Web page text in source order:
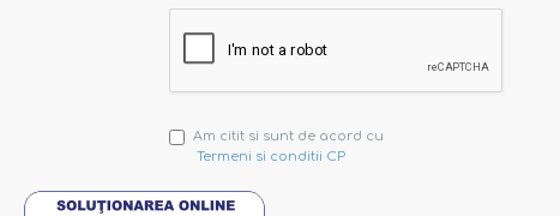
Am citit si sunt de acord cu
Termeni si conditii CP